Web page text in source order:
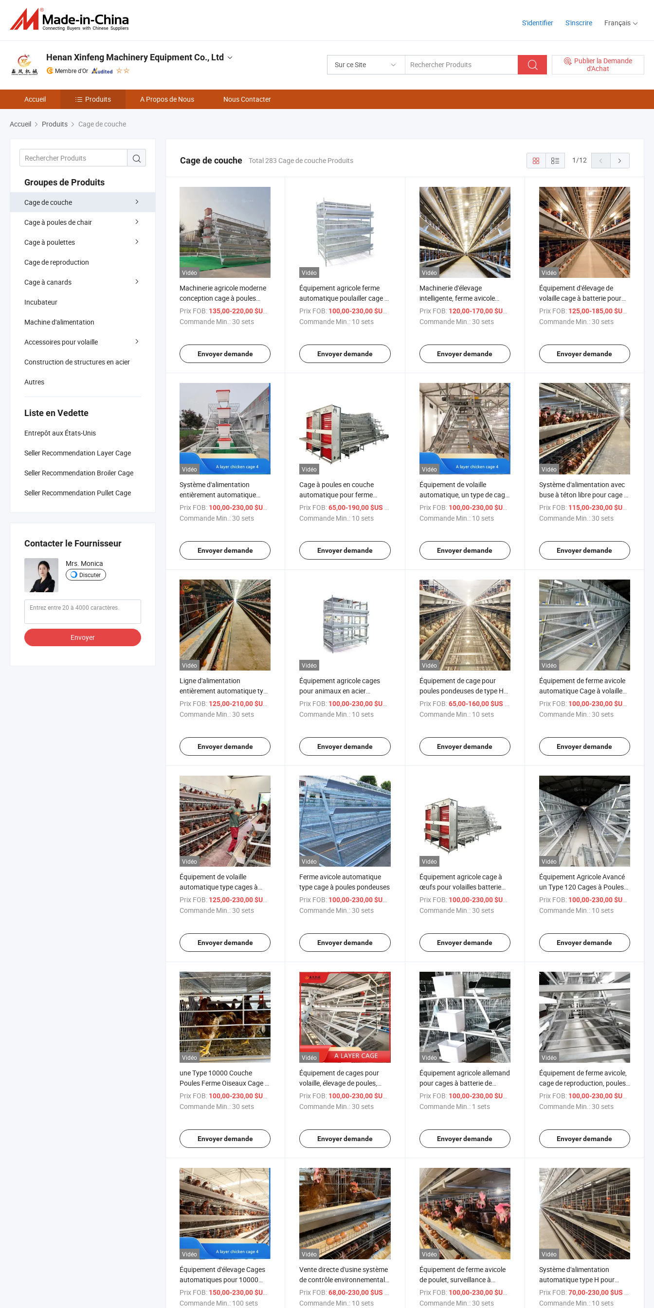
S'identifier S'inscrire Français
Sur ce Site
Publier la Demande
d'Achat
Henan Xinfeng Machinery Equipment Co., Ltd
Membre d'Or
Accueil Produits A Propos de Nous Nous Contacter
Accueil Produits Cage de couche
Groupes de Produits
Cage de couche
Cage à poules de chair
Cage à poulettes
Cage de reproduction
Cage à canards
Incubateur
Machine d'alimentation
Accessoires pour volaille
Construction de structures en acier
Autres
Liste en Vedette
Entrepôt aux États-Unis
Seller Recommendation Layer Cage
Seller Recommendation Broiler Cage
Seller Recommendation Pullet Cage
Contacter le Fournisseur
Mrs. Monica
Discuter
Envoyer
Cage de couche Total 283 Cage de couche Produits 1/12
Vidéo
Machinerie agricole moderne
conception cage à poules
automatiques pour poules
pondeuses
Prix FOB: 135,00-220,00 $US
Commande Min.:30 sets
Envoyer demande
Vidéo
Équipement agricole ferme
automatique poulailler cage à
poules avec ceinture de
nettoyage de fumier en PP
Prix FOB: 100,00-230,00 $US
Commande Min.: 10 sets
Envoyer demande
Vidéo
Machinerie d'élevage
intelligente, ferme avicole
informatisée, cage de ponte
Prix FOB: 120,00-170,00 $US
Commande Min.:30 sets
Envoyer demande
Vidéo
Équipement d'élevage de
volaille cage à batterie pour
poules pondeuses
Prix FOB: 125,00-185,00 $US
Commande Min.:30 sets
Envoyer demande
Vidéo
Système d'alimentation
entièrement automatique
pour poules, cage à œufs,
élevage de poules
Prix FOB: 100,00-230,00 $US
Commande Min.:30 sets
Envoyer demande
Vidéo
Cage à poules en couche
automatique pour ferme
avicole
Prix FOB: 65,00-190,00 $US
Commande Min.: 10 sets
Envoyer demande
Vidéo
Équipement de volaille
automatique, un type de cage
à batterie pour poules
pondeuses
Prix FOB: 100,00-230,00 $US
Commande Min.: 10 sets
Envoyer demande
Vidéo
Système d'alimentation avec
buse à téton libre pour cage à
poules
Prix FOB: 115,00-230,00 $US
Commande Min.:30 sets
Envoyer demande
Vidéo
Ligne d'alimentation
entièrement automatique type
H pour batterie d'élevage de
poules pondeuses
Prix FOB: 125,00-210,00 $US
Commande Min.:30 sets
Envoyer demande
Vidéo
Équipement agricole cages
pour animaux en acier
galvanisé poulailler
automatisé
Prix FOB: 100,00-230,00 $US
Commande Min.: 10 sets
Envoyer demande
Vidéo
Équipement de cage pour
poules pondeuses de type H
de ferme avicole à vendre
Prix FOB: 65,00-160,00 $US
Commande Min.: 10 sets
Envoyer demande
Vidéo
Équipement de ferme avicole
automatique Cage à volaille
un type de cage à ponte pour
poules
Prix FOB: 100,00-230,00 $US
Commande Min.:30 sets
Envoyer demande
Vidéo
Équipement de volaille
automatique type cages à
poules en batterie
Prix FOB: 125,00-230,00 $US
Commande Min.:30 sets
Envoyer demande
Vidéo
Ferme avicole automatique
type cage à poules pondeuses
Prix FOB: 100,00-230,00 $US
Commande Min.:30 sets
Envoyer demande
Vidéo
Équipement agricole cage à
œufs pour volailles batterie
pour poules pondeuses cages
à poules
Prix FOB: 100,00-230,00 $US
Commande Min.:30 sets
Envoyer demande
Vidéo
Équipement Agricole Avancé
un Type 120 Cages à Poules
au Nigeria
Prix FOB: 100,00-230,00 $US
Commande Min.: 10 sets
Envoyer demande
Vidéo
une Type 10000 Couche
Poules Ferme Oiseaux Cage à
Poules Cage à Poules
Prix FOB: 100,00-230,00 $US
Commande Min.:30 sets
Envoyer demande
Vidéo
Équipement de cages pour
volaille, élevage de poules,
cage en fil métallique, cage
pour poules pondeuses
Prix FOB: 100,00-230,00 $US
Commande Min.:30 sets
Envoyer demande
Vidéo
Équipement agricole allemand
pour cages à batterie de
poules pondeuses pour 10000
couches de ferme
Prix FOB: 100,00-230,00 $US
Commande Min.: 1 sets
Envoyer demande
Vidéo
Équipement de ferme avicole,
cage de reproduction, poules
pondeuses, cages à batterie
Prix FOB: 100,00-230,00 $US
Commande Min.:30 sets
Envoyer demande
Vidéo
Équipement d'élevage Cages
automatiques pour 10000
poules pondeuses ferme
Prix FOB: 150,00-230,00 $US
Commande Min.: 100 sets
Vidéo
Vente directe d'usine système
de contrôle environnemental
type H cage à poules en
couches
Prix FOB: 68,00-230,00 $US
Commande Min.: 10 sets
Vidéo
Équipement de ferme avicole
de poulet, surveillance à
distance, batterie de cage à
poules
Prix FOB: 100,00-230,00 $US
Commande Min.:30 sets
Vidéo
Système d'alimentation
automatique type H pour
10000 élevage de poules
Prix FOB: 70,00-230,00 $US
Commande Min.: 10 sets